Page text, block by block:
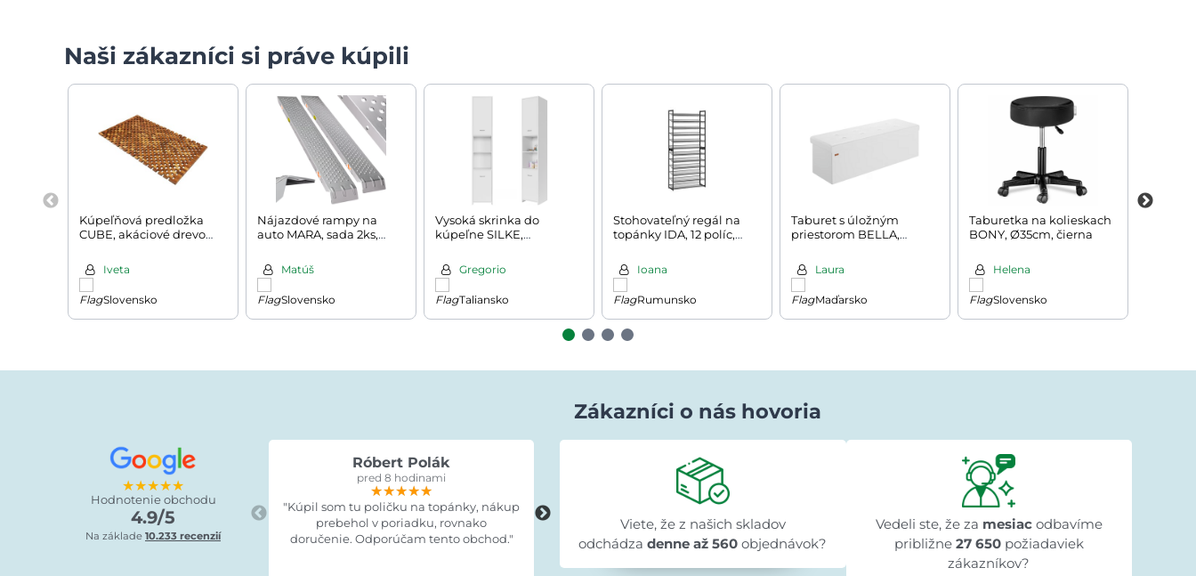
Naši zákazníci si práve kúpili
Kúpeľňová predložka
CUBE, akáciové drevo
Iveta
Slovensko
Nájazdové rampy na
auto MARA, sada 2ks,
Matúš
Slovensko
Vysoká skrinka do
kúpeľne SILKE,
Gregorio
Taliansko
Stohovateľný regál na
topánky IDA, 12 políc,
Ioana
Rumunsko
Taburet s úložným
priestorom BELLA,
Laura
Maďarsko
Taburetka na kolieskach
BONY, Ø35cm, čierna
Helena
Slovensko
★★★★★
Hodnotenie obchodu
4.9/5
Na základe 10.233 recenzií
Zákazníci o nás hovoria
Róbert Polák
pred 8 hodinami
★★★★★
★★★★★
★★★★★
"Kúpil som tu poličku na topánky, nákup
prebehol v poriadku, rovnako
doručenie. Odporúčam tento obchod."
Lenka Bujňáčková
pred 15 hodinami
★★★★★
★★★★★
★★★★★
"Skvelé, tovar doručený včas, výrobok
zodpovedá fotografiám, montážny
návod prehľadný a všetky diely
Lenka Beniaková
pred 1 dňom
★★★★★
★★★★★
★★★★★
"Objednali sme knižnicu do detskej izby,
objednávka bola vybavená rýchlo a tovar
je naozaj krásny. Ďakujeme"
Viete, že z našich skladov
odchádzadenne až 560 objednávok?
Vedeli ste, že za mesiac odbavíme
približne27 650požiadaviek
zákazníkov?